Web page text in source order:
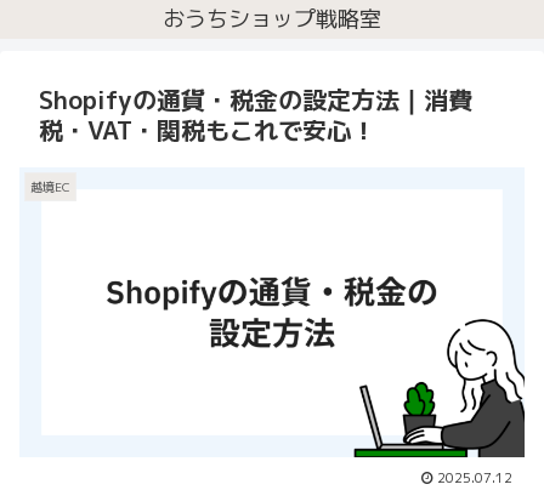
おうちショップ戦略室
Shopifyの通貨・税金の設定方法｜消費
税・VAT・関税もこれで安心！
越境EC
2025.07.12